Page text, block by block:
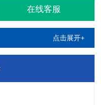
在线客服
点击展开+